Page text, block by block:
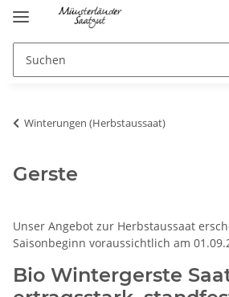
Winterungen (Herbstaussaat)
Gerste
Unser Angebot zur Herbstaussaat
Saisonbeginn voraussichtlich am
Bio Wintergerste